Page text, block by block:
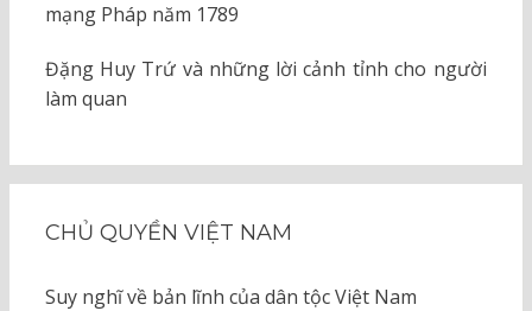
mạng Pháp năm 1789
Đặng Huy Trứ và những lời cảnh tỉnh cho người
làm quan
CHỦ QUYỀN VIỆT NAM
Suy nghĩ về bản lĩnh của dân tộc Việt Nam